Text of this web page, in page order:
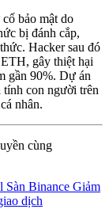
bảo mật do
bị đánh cắp,
Hacker sau đó
gây thiệt hại
gần 90%. Dự án
tính con người trên
nhân.
cùng
Sàn Binance Giảm
dịch